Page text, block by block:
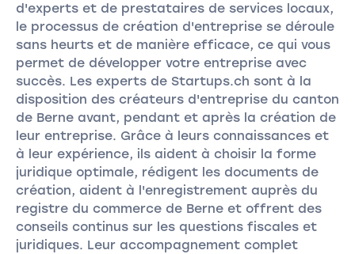
d'experts et de prestataires de services locaux,
le processus de création d'entreprise se déroule
sans heurts et de manière efficace, ce qui vous
permet de développer votre entreprise avec
succès. Les experts de Startups.ch sont à la
disposition des créateurs d'entreprise du canton
de Berne avant, pendant et après la création de
leur entreprise. Grâce à leurs connaissances et
à leur expérience, ils aident à choisir la forme
juridique optimale, rédigent les documents de
création, aident à l'enregistrement auprès du
registre du commerce de Berne et offrent des
conseils continus sur les questions fiscales et
juridiques. Leur accompagnement complet